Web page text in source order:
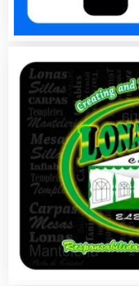
Bordados y
Boutiques
Buceo
Cafeterías
Cajas de Ahorro
Cámaras de